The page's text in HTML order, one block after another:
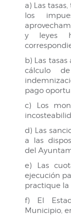
a) Las
los
y leyes
b) Las
cálculo
pago
c) Los
d) Las
a las
del
e) Las
ejecución
practique la
f) El
Municipio,